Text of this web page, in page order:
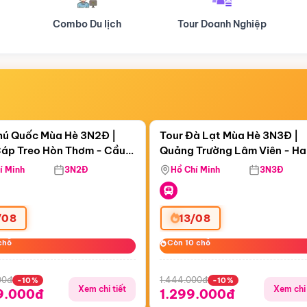
Tour Doanh Nghiệp Du lịch Hành Hương
01:50:20
Treo Hòn Thơm
Quốc Mùa Hè 3N2Đ |
Treo Hòn Thơm - Cầu
Viên Nước Aquatopia
Minh 3N2Đ
-10%
Xem chi tiết
Còn05 ngày 01:50:20
Tour Đà Lạt Mùa Hè 3N3Đ |
Quảng Trường Lâm Viên -
Hill - Puppy Farm
Hồ Chí Minh 3N3Đ
13/08
Còn 10 chỗ
Còn 10 chỗ
1.444.000đ -10%
1.299.000đ Xem